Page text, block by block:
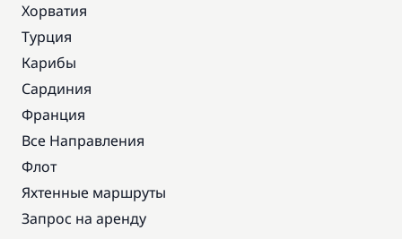
Хорватия
Турция
Карибы
Сардиния
Франция
Все Направления
Флот
Яхтенные маршруты
Запрос на аренду